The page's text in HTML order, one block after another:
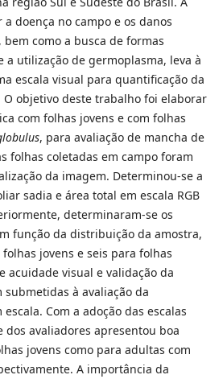
doença no campo e os danos
como a busca de formas
a utilização de germoplasma, leva à
escala visual para quantificação da
O objetivo deste trabalho foi elaborar
com folhas jovens e com folhas
, para avaliação de mancha de
folhas coletadas em campo foram
da imagem. Determinou-se a
sadia e área total em escala RGB
determinaram-se os
função da distribuição da amostra,
jovens e seis para folhas
acuidade visual e validação da
submetidas à avaliação da
Com a adoção das escalas
dos avaliadores apresentou boa
jovens como para adultas com
A importância da